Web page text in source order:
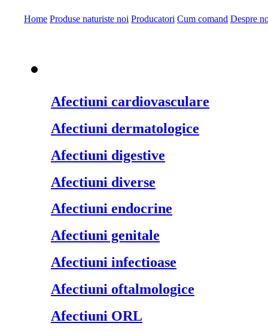
Home Produse naturiste noi Producatori Cum comand Despre
Afectiuni cardiovasculare
Afectiuni dermatologice
Afectiuni digestive
Afectiuni diverse
Afectiuni endocrine
Afectiuni genitale
Afectiuni infectioase
Afectiuni oftalmologice
Afectiuni ORL